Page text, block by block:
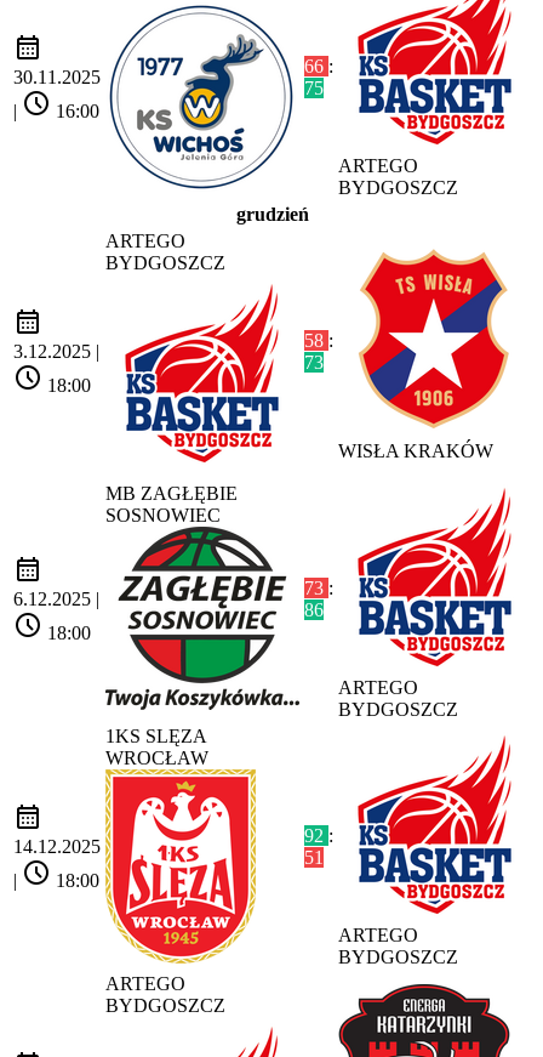
calendar_month
30.11.2025
| schedule 16:00
66 :
75
ARTEGO
BYDGOSZCZ
grudzień
calendar_month
3.12.2025 |
schedule 18:00
ARTEGO
BYDGOSZCZ
58 :
73
WISŁA KRAKÓW
calendar_month
6.12.2025 |
schedule 18:00
MB ZAGŁĘBIE
SOSNOWIEC
73 :
86
ARTEGO
BYDGOSZCZ
calendar_month
14.12.2025
| schedule 18:00
1KS SLĘZA
WROCŁAW
92 :
51
ARTEGO
BYDGOSZCZ
ARTEGO
BYDGOSZCZ